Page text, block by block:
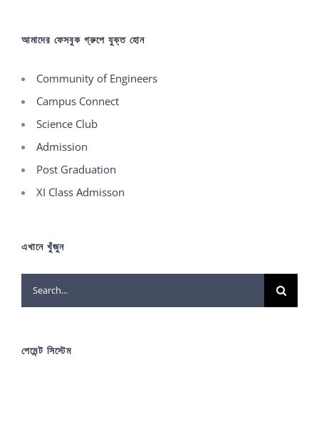
আমাদের ফেসবুক গ্রুপে যুক্ত হোন
Community of Engineers
Campus Connect
Science Club
Admission
Post Graduation
XI Class Admisson
এখানে খুঁজুন
Search
for:
পেমেন্ট সিস্টেম